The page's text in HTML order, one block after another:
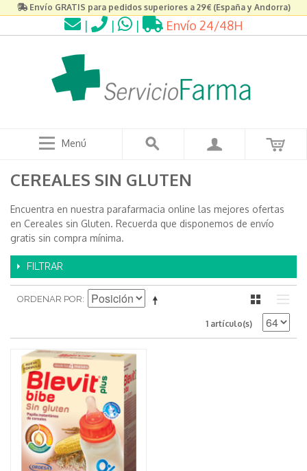
Envío GRATIS para pedidos superiores a 29€ (España y Andorra)
| | | Envío 24/48H
Menú
CEREALES SIN GLUTEN
Encuentra en nuestra parafarmacia online las mejores ofertas
en Cereales sin Gluten. Recuerda que disponemos de envío
gratis sin compra mínima.
FILTRAR
ORDENAR POR
1 artículo(s)